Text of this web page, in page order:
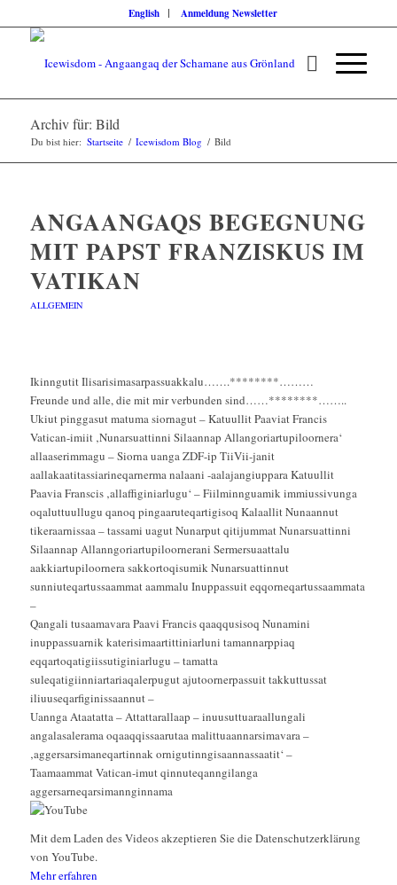
English Anmeldung Newsletter
Archiv für: Bild
Du bist hier: Startseite / Icewisdom Blog / Bild
ANGAANGAQS BEGEGNUNG
MIT PAPST FRANZISKUS IM
VATIKAN
ALLGEMEIN
Ikinngutit Ilisarisimasarpassuakkalu…….********………
Freunde und alle, die mit mir verbunden sind……********……..
Ukiut pinggasut matuma siornagut – Katuullit Paaviat Francis
Vatican-imiit ‚Nunarsuattinni Silaannap Allangoriartupiloornera‘
allaaserimmagu – Siorna uanga ZDF-ip TiiVii-janit
aallakaatitassiarineqarnerma nalaani -aalajangiuppara Katuullit
Paavia Franscis ‚allaffiginiarlugu‘ – Fiilminnguamik immiussivunga
oqaluttuullugu qanoq pingaaruteqartigisoq Kalaallit Nunaannut
tikeraarnissaa – tassami uagut Nunarput qitijummat Nunarsuattinni
Silaannap Allanngoriartupiloornerani Sermersuaattalu
aakkiartupiloornera sakkortoqisumik Nunarsuattinnut
sunniuteqartussaammat aammalu Inuppassuit eqqorneqartussaammata
–
Qangali tusaamavara Paavi Francis qaaqqusisoq Nunamini
inuppassuarnik katerisimaartittiniarluni tamannarppiaq
eqqartoqatigiissutiginiarlugu – tamatta
suleqatigiinniartariaqalerpugut ajutoornerpassuit takkuttussat
iliuuseqarfiginissaannut –
Uannga Ataatatta – Attattarallaap – inuusuttuaraallungali
angalasalerama oqaaqqissaarutaa malittuaannarsimavara –
‚aggersarsimaneqartinnak ornigutinngisaannassaatit‘ –
Taamaammat Vatican-imut qinnuteqanngilanga
aggersarneqarsimannginnama
Mit dem Laden des Videos akzeptieren Sie die Datenschutzerklärung
von YouTube.
Mehr erfahren